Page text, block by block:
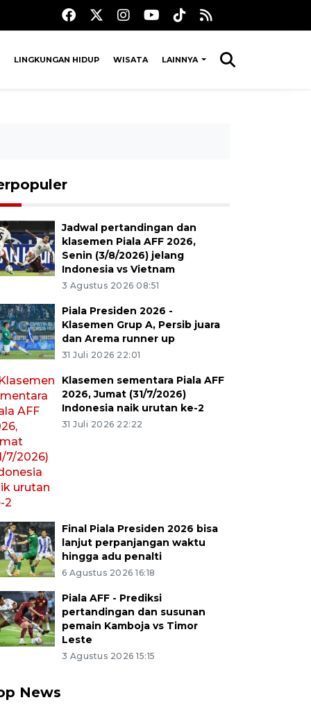
LINGKUNGAN HIDUP WISATA LAINNYA
Jadwal pertandingan dan
klasemen Piala AFF 2026,
Senin (3/8/2026) jelang
Indonesia vs Vietnam
3 Agustus 2026 08:51
Piala Presiden 2026 -
Klasemen Grup A, Persib juara
dan Arema runner up
31 Juli 2026 22:01
Klasemen sementara Piala AFF
2026, Jumat (31/7/2026)
Indonesia naik urutan ke-2
31 Juli 2026 22:22
Final Piala Presiden 2026 bisa
lanjut perpanjangan waktu
hingga adu penalti
6 Agustus 2026 16:18
Piala AFF - Prediksi
pertandingan dan susunan
pemain Kamboja vs Timor
Leste
3 Agustus 2026 15:15
News